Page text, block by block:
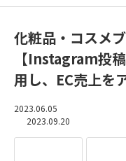
化粧品・コスメ
【Instagram投
用し、EC売上を
2023.06.05
2023.09.20